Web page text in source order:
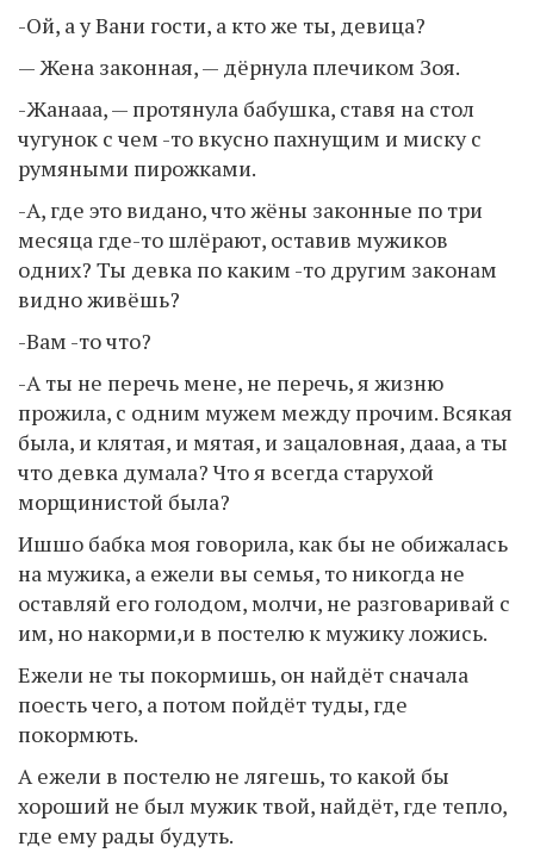
-Ой, а у Вани гости, а кто же ты, девица?
— Жена законная, — дёрнула плечиком Зоя.
-Жанааа, — протянула бабушка, ставя на стол
чугунок с чем -то вкусно пахнущим и миску с
румяными пирожками.
-А, где это видано, что жёны законные по три
месяца где-то шлёрают, оставив мужиков
одних? Ты девка по каким -то другим законам
видно живёшь?
-Вам -то что?
-А ты не перечь мене, не перечь, я жизню
прожила, с одним мужем между прочим. Всякая
была, и клятая, и мятая, и зацаловная, дааа, а ты
что девка думала? Что я всегда старухой
морщинистой была?
Ишшо бабка моя говорила, как бы не обижалась
на мужика, а ежели вы семья, то никогда не
оставляй его голодом, молчи, не разговаривай с
им, но накорми,и в постелю к мужику ложись.
Ежели не ты покормишь, он найдёт сначала
поесть чего, а потом пойдёт туды, где
покормють.
А ежели в постелю не лягешь, то какой бы
хороший не был мужик твой, найдёт, где тепло,
где ему рады будуть.